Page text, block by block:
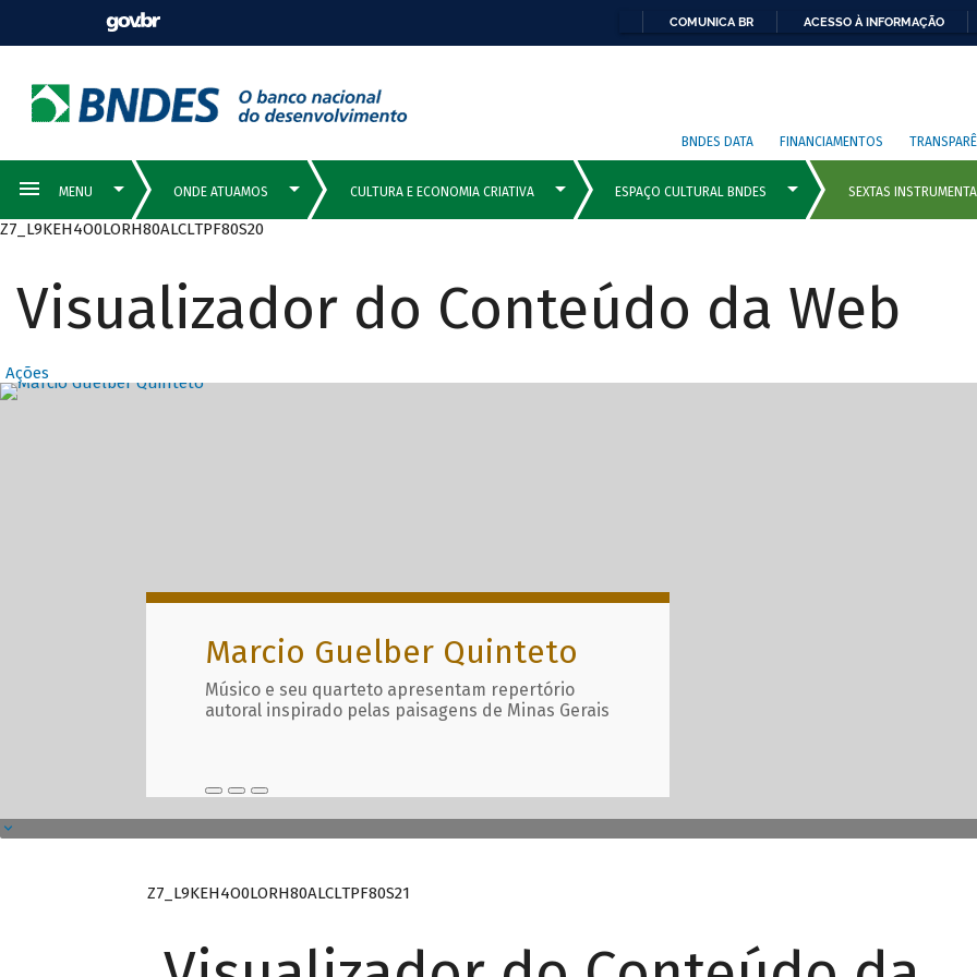
COMUNICA BR ACESSO À INFORMAÇÃO
BNDES DATA FINANCIAMENTOS
Z7_L9KEH4O0LORH80ALCLTPF80S20
Visualizador do Conteúdo da Web
Ações
Destaques Principais com
Marcio Guelber Quinteto
Músico e seu quarteto apresentam repertório
autoral inspirado pelas paisagens de Minas Gerais
Z7_L9KEH4O0LORH80ALCLTPF80S21